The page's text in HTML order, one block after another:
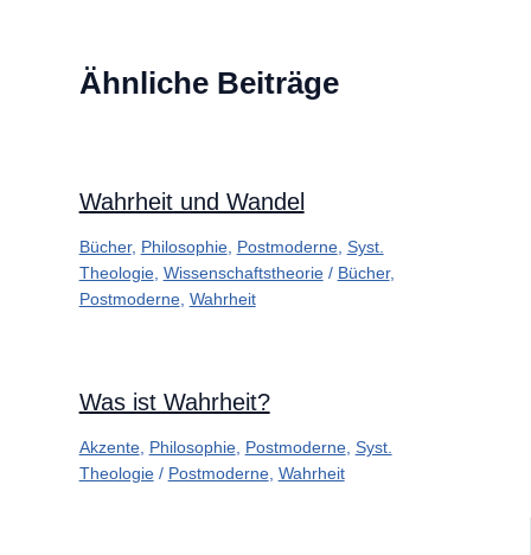
Ähnliche Beiträge
Wahrheit und Wandel
Bücher, Philosophie, Postmoderne, Syst.
Theologie, Wissenschaftstheorie/ Bücher,
Postmoderne, Wahrheit
Was ist Wahrheit?
Akzente, Philosophie, Postmoderne, Syst.
Theologie/ Postmoderne, Wahrheit